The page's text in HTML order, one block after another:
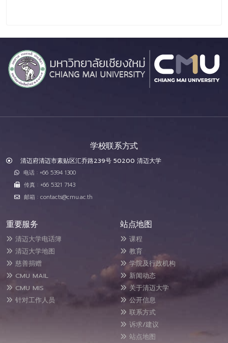
学校联系方式
清迈府清迈市素贴区汇乔路239号 50200 清迈大学
电话 : +66 5394 1300
传真 : +66 5321 7143
邮箱 : contacts@cmu.ac.th
重要服务
清迈大学电话簿
清迈大学地图
慈善捐赠
CMU MAIL
CMU MIS
针对工作人员
站点地图
课程
教育
学院及行政机构
新闻动态
关于清迈大学
公开信息
联系方式
诉求/建议
站点地图